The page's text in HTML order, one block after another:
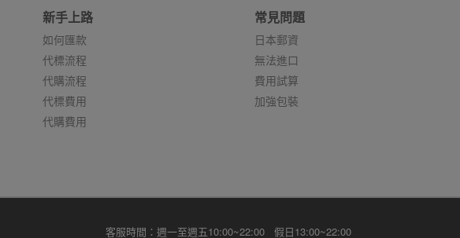
新手上路
如何匯款
代標流程
代購流程
代標費用
代購費用
常見問題
日本郵資
無法進口
費用試算
加強包裝
客服時間：週一至週五10:00~22:00 假日13:00~22:00